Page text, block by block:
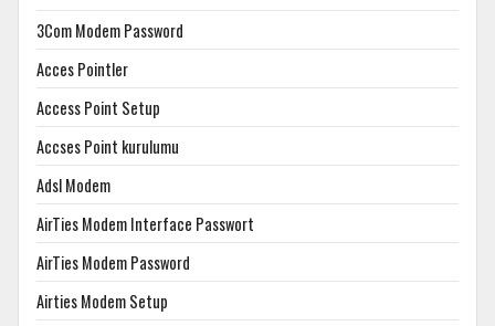
3Com Modem Password
Acces Pointler
Access Point Setup
Accses Point kurulumu
Adsl Modem
AirTies Modem Interface Passwort
AirTies Modem Password
Airties Modem Setup